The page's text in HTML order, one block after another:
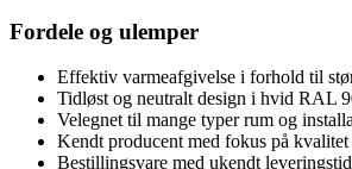
Fordele og ulemper
Effektiv varmeafgivelse i forhold til
Tidløst og neutralt design i hvid RAL
Velegnet til mange typer rum og
Kendt producent med fokus på kvalitet
Bestillingsvare med ukendt leveringstid